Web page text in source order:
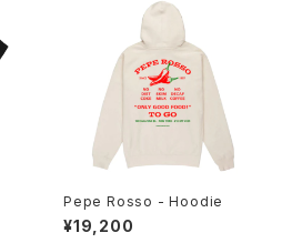
Pepe Rosso - Hoodie
¥19,200